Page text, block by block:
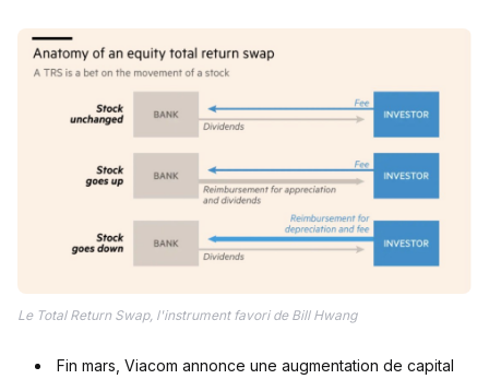
Le Total Return Swap, l'instrument favori de Bill Hwang
Fin mars, Viacom annonce une augmentation de capital